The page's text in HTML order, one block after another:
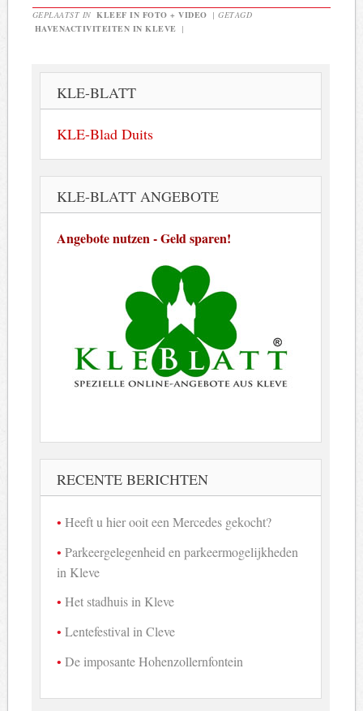
GEPLAATST IN KLEEF IN FOTO + VIDEO |GETAGD
HAVENACTIVITEITEN IN KLEVE |
KLE-BLATT
KLE-Blad Duits
KLE-BLATT ANGEBOTE
Angebote nutzen - Geld sparen!
RECENTE BERICHTEN
Heeft u hier ooit een Mercedes gekocht?
Parkeergelegenheid en parkeermogelijkheden
in Kleve
Het stadhuis in Kleve
Lentefestival in Cleve
De imposante Hohenzollernfontein